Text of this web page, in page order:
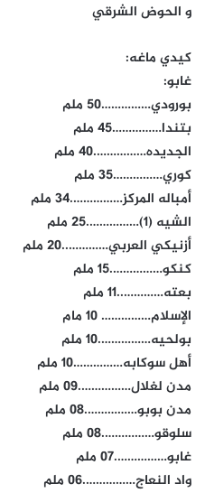
و الحوض الشرقي
كيدي ماغه:
غابو:
بورودي……………50 ملم
بتندا……………45 ملم
الجديده…………….40 ملم
كوري……………35 ملم
أمباله المركز…………….34 ملم
الشيه (1)…………….25 ملم
أزنيكي العربي…………..20 ملم
كنكو…………….15 ملم
بعته…………..11 ملم
الإسلام…………… 10 مام
بولحيه…………….10 ملم
أهل سوكابه……………10 ملم
مدن لغلال…………….09 ملم
مدن بوبو…………….08 ملم
سلوقو…………….08 ملم
غابو…………….07 ملم
واد النعاج…………….06 ملم